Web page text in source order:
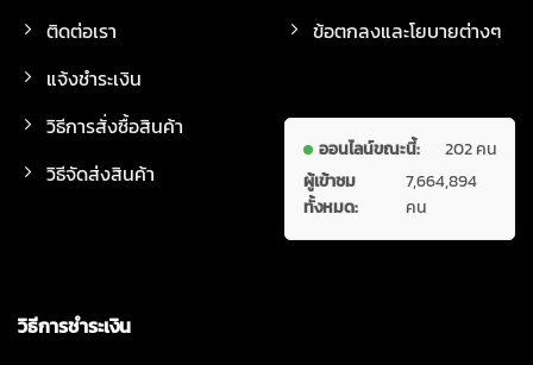
ติดต่อเรา
แจ้งชำระเงิน
วิธีการสั่งซื้อสินค้า
วิธีจัดส่งสินค้า
ข้อตกลงและโยบายต่างๆ
ออนไลน์ขณะนี้:
202 คน
ผู้เข้าชม
ทั้งหมด:
7,664,894
คน
วิธีการชำระเงิน